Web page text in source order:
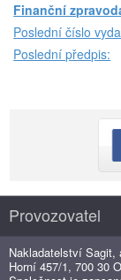
Finanční
Poslední číslo
Poslední předpis:
Provozovatel
Nakladatelství Sagit,
Horní 457/1, 700 30